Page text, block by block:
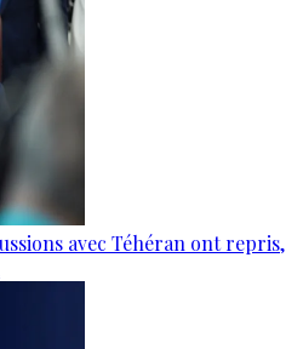
avec Téhéran ont repris,